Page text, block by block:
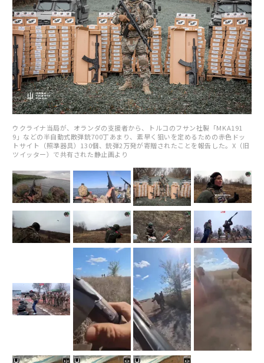
ウクライナ当局が、オランダの支援者から、トルコのフサン社製「MKA191
9」などの半自動式散弾銃700丁あまり、素早く狙いを定めるための赤色ドッ
トサイト（照準器具）130個、銃弾2万発が寄贈されたことを報告した。X（旧
ツイッター）で共有された静止画より